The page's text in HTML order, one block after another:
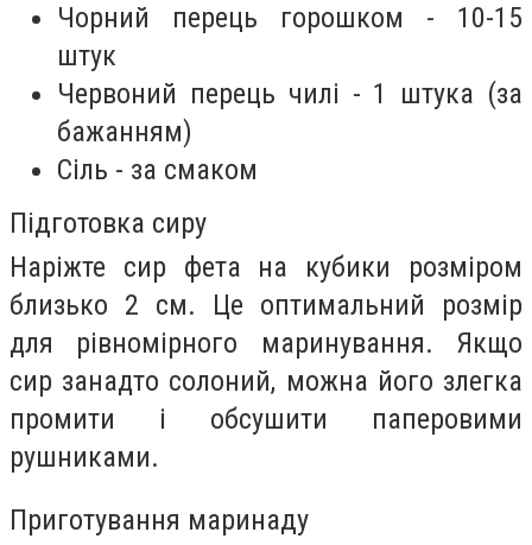
Чорний перець горошком - 10-15
штук
Червоний перець чилі - 1 штука (за
бажанням)
Сіль - за смаком
Підготовка сиру
Наріжте сир фета на кубики розміром
близько 2 см. Це оптимальний розмір
для рівномірного маринування. Якщо
сир занадто солоний, можна його злегка
промити і обсушити паперовими
рушниками.
Приготування маринаду